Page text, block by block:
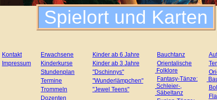
Spielort und Karten
Kontakt
Impressum
Erwachsene
Kinderkurse
Stundenplan
Termine
Trommeln
Dozenten
Kinder ab 6 Jahre
Kinder ab 3 Jahre
"Dschinnys"
"Wunderlämpchen"
"Jewel Teens"
Bauchtanz
Orientalische
Folklore
Fantasy-Tänze:
Schleier-,
Säbeltanz